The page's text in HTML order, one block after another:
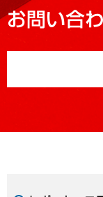
お問い合